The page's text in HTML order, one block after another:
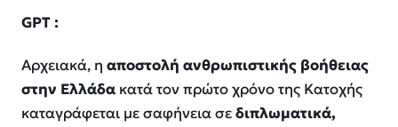
GPT :
Αρχειακά, η αποστολή ανθρωπιστικής βοήθειας
στην Ελλάδα κατά τον πρώτο χρόνο της Κατοχής
καταγράφεται με σαφήνεια σεδιπλωματικά,